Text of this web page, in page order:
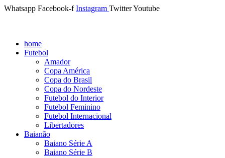
Whatsapp Facebook-f Instagram TwitterYoutube
home
Futebol
Amador
Copa América
Copa do Brasil
Copa do Nordeste
Futebol do Interior
Futebol Feminino
Futebol Internacional
Libertadores
Baianão
Baiano Série A
Baiano Série B